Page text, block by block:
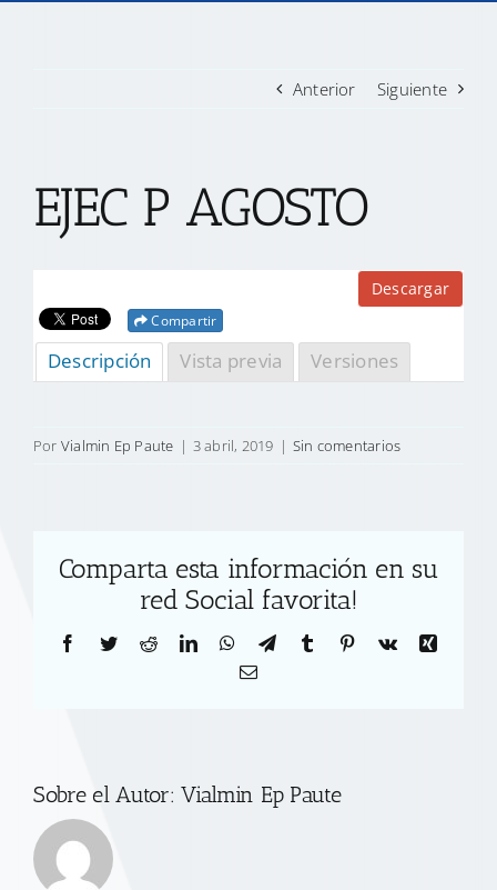
NOTICIAS
Anterior Siguiente
EJEC P AGOSTO
Descargar
Compartir
Descripción Vista previa Versiones
Por Vialmin Ep Paute | 3 abril, 2019 | Sin comentarios
Comparta esta información en su
red Social favorita!
Facebook
TwitterRedditLinkedInWhatsApp
TelegramTumblr Pinterest
Vk
Xing
Correo
Sobre el Autor:Vialmin Ep Paute